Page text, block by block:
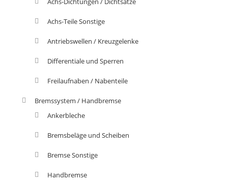
Achs-Teile Sonstige
Antriebswellen / Kreuzgelenke
Differentiale und Sperren
Freilaufnaben / Nabenteile
Bremssystem / Handbremse
Ankerbleche
Bremsbeläge und Scheiben
Bremse Sonstige
Handbremse